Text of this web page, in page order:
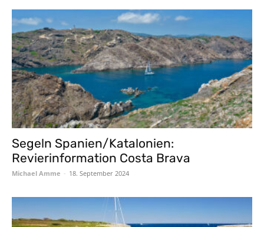
Segeln Spanien/Katalonien:
Revierinformation Costa Brava
Michael Amme - 18. September 2024